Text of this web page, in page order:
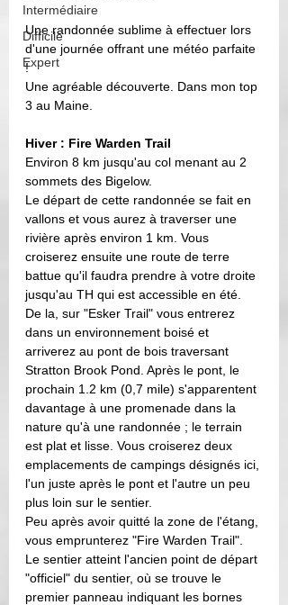
Intermédiaire
Difficile
Expert
Une randonnée sublime à effectuer lors
d'une journée offrant une météo parfaite
!
Une agréable découverte. Dans mon top
3 au Maine.
Hiver : Fire Warden Trail
Environ 8 km jusqu'au col menant au 2
sommets des Bigelow.
Le départ de cette randonnée se fait en
vallons et vous aurez à traverser une
rivière après environ 1 km. Vous
croiserez ensuite une route de terre
battue qu'il faudra prendre à votre droite
jusqu'au TH qui est accessible en été.
De la, sur "Esker Trail" vous entrerez
dans un environnement boisé et
arriverez au pont de bois traversant
Stratton Brook Pond. Après le pont, le
prochain 1.2 km (0,7 mile) s'apparentent
davantage à une promenade dans la
nature qu'à une randonnée ; le terrain
est plat et lisse. Vous croiserez deux
emplacements de campings désignés ici,
l'un juste après le pont et l'autre un peu
plus loin sur le sentier.
Peu après avoir quitté la zone de l'étang,
vous emprunterez "Fire Warden Trail".
Le sentier atteint l'ancien point de départ
"officiel" du sentier, où se trouve le
premier panneau indiquant les bornes